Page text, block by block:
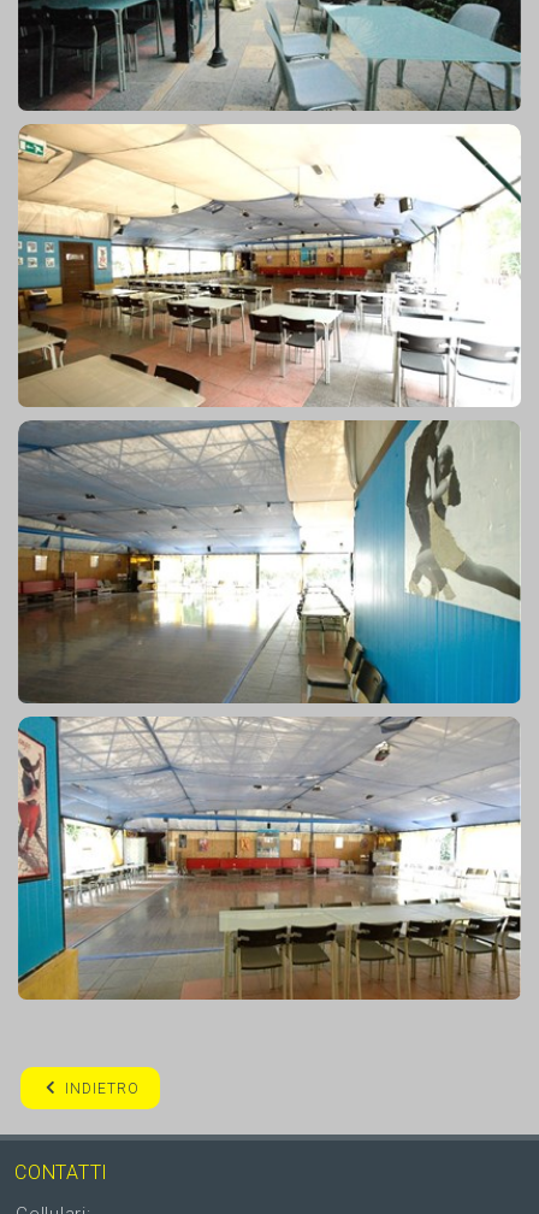
INDIETRO
CONTATTI